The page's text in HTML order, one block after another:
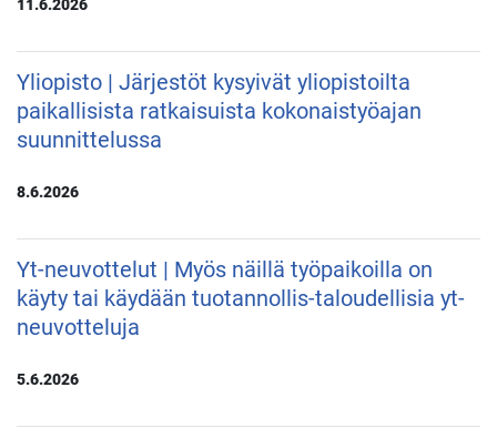
11.6.2026
Yliopisto | Järjestöt kysyivät yliopistoilta
paikallisista ratkaisuista kokonaistyöajan
suunnittelussa
8.6.2026
Yt-neuvottelut | Myös näillä työpaikoilla on
käyty tai käydään tuotannollis-taloudellisia yt-
neuvotteluja
5.6.2026